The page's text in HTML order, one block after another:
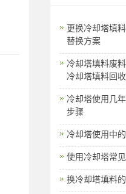
更换冷却塔填
替换方案
冷却塔填料废
冷却塔填料回
冷却塔使用几
步骤
冷却塔使用中
使用冷却塔常
换冷却塔填料